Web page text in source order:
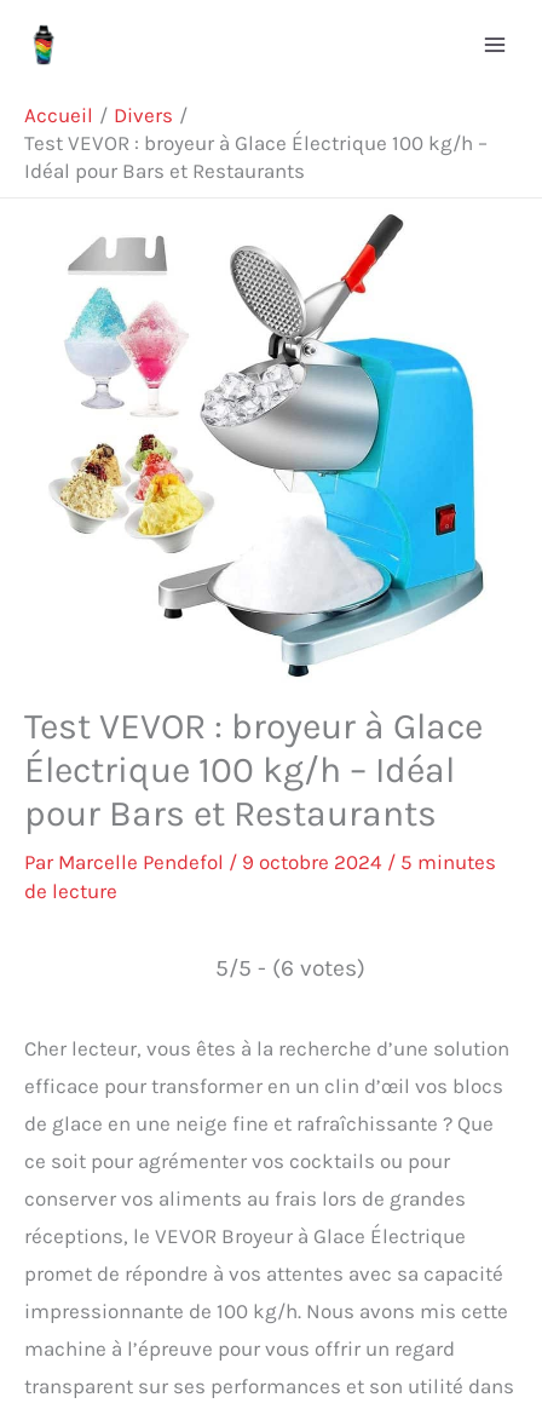
Accueil
Divers
Test VEVOR : broyeur à Glace Électrique 100 kg/h –
Idéal pour Bars et Restaurants
Test VEVOR : broyeur à Glace
Électrique 100 kg/h – Idéal
pour Bars et Restaurants
Par Marcelle Pendefol / 9 octobre 2024 / 5 minutes
de lecture
5/5 - (6 votes)
Cher lecteur, vous êtes à la recherche d’une solution
efficace pour transformer en un clin d’œil vos blocs
de glace en une neige fine et rafraîchissante ? Que
ce soit pour agrémenter vos cocktails ou pour
conserver vos aliments au frais lors de grandes
réceptions, le VEVOR Broyeur à Glace Électrique
promet de répondre à vos attentes avec sa capacité
impressionnante de 100 kg/h. Nous avons mis cette
machine à l’épreuve pour vous offrir un regard
transparent sur ses performances et son utilité dans
Rechercher